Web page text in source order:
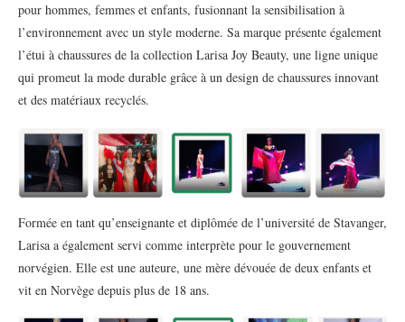
pour hommes, femmes et enfants, fusionnant la sensibilisation à
l’environnement avec un style moderne. Sa marque présente également
l’étui à chaussures de la collection Larisa Joy Beauty, une ligne unique
qui promeut la mode durable grâce à un design de chaussures innovant
et des matériaux recyclés.
Formée en tant qu’enseignante et diplômée de l’université de Stavanger,
Larisa a également servi comme interprète pour le gouvernement
norvégien. Elle est une auteure, une mère dévouée de deux enfants et
vit en Norvège depuis plus de 18 ans.